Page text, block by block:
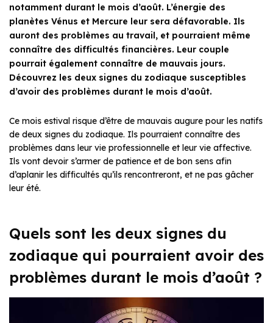
notamment durant le mois d’août. L’énergie des
planètes Vénus et Mercure leur sera défavorable. Ils
auront des problèmes au travail, et pourraient même
connaître des difficultés financières. Leur couple
pourrait également connaître de mauvais jours.
Découvrez les deux signes du zodiaque susceptibles
d’avoir des problèmes durant le mois d’août.
Ce mois estival risque d’être de mauvais augure pour les natifs
de deux signes du zodiaque. Ils pourraient connaître des
problèmes dans leur vie professionnelle et leur vie affective.
Ils vont devoir s’armer de patience et de bon sens afin
d’aplanir les difficultés qu’ils rencontreront, et ne pas gâcher
leur été.
Quels sont les deux signes du
zodiaque qui pourraient avoir des
problèmes durant le mois d’août ?